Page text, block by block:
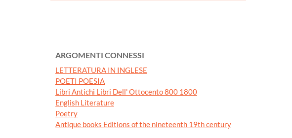
ARGOMENTI CONNESSI
LETTERATURA IN INGLESE
POETI POESIA
Libri Antichi Libri Dell' Ottocento 800 1800
English Literature
Poetry
Antique books Editions of the nineteenth 19th century